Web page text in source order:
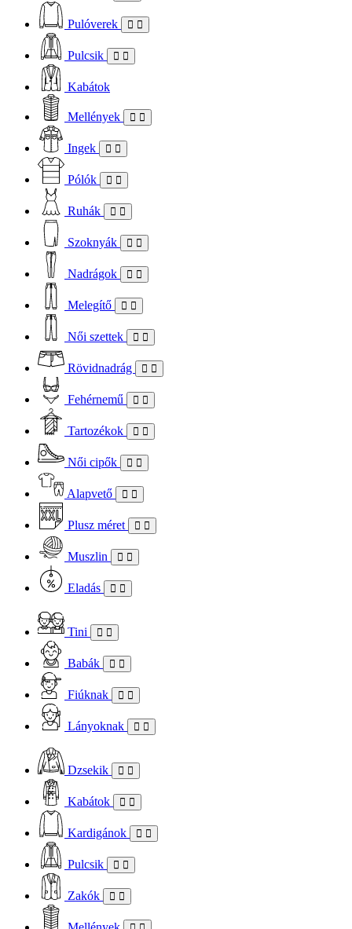
Pulóverek
Pulcsik
Kabátok
Mellények
Ingek
Pólók
Ruhák
Szoknyák
Nadrágok
Melegítő
Női szettek
Rövidnadrág
Fehérnemű
Tartozékok
Női cipők
Alapvető
Plusz méret
Muszlin
Eladás
Tini
Babák
Fiúknak
Lányoknak
Dzsekik
Kabátok
Kardigánok
Pulcsik
Zakók